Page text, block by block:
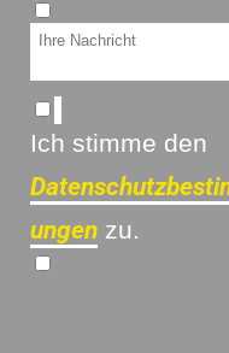
Ich stimme den
ungen zu.